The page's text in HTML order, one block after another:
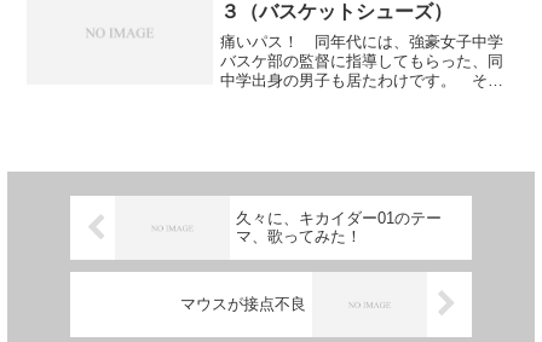
３（バスケットシューズ）
痛いパス！ 同年代には、強豪女子中学
バスケ部の監督に指導してもらった、同
中学出身の男子も居たわけです。 その
久々に、キカイダー01のテー
マ、歌ってみた！
マウスが接点不良